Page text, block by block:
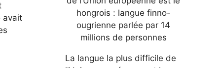
avait
La langue la plus difficile de